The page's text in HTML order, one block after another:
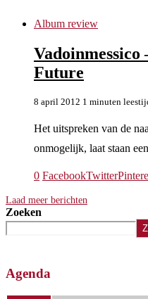
Album review
Future
8 april 2012 1 minuten
Het uitspreken van de
onmogelijk, laat staan
0 FacebookTwitter
Laad meer berichten
Zoeken
Agenda